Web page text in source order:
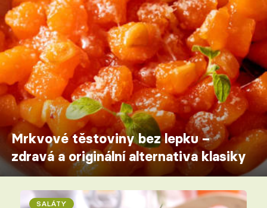
Mrkvové těstoviny bez lepku –
zdravá a originální alternativa klasiky
SALÁTY